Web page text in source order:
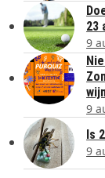
23
9
9
Is
9